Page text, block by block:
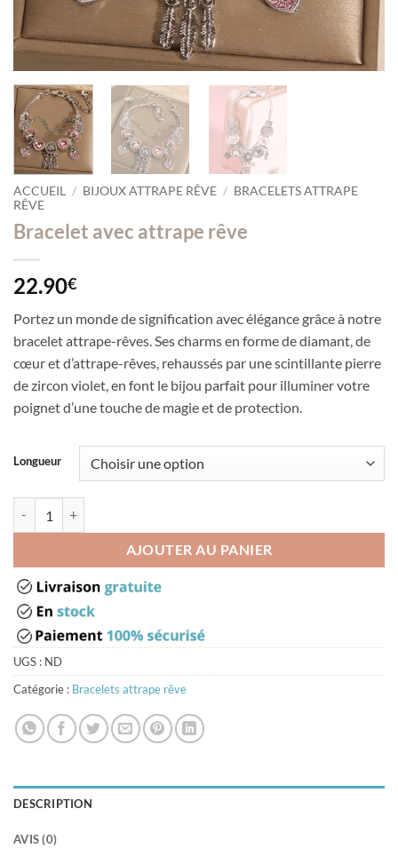
ACCUEIL / BIJOUX ATTRAPE RÊVE / BRACELETS ATTRAPE
RÊVE
Bracelet avec attrape rêve
22.90€
Portez un monde de signification avec élégance grâce à notre
bracelet attrape-rêves. Ses charms en forme de diamant, de
cœur et d’attrape-rêves, rehaussés par une scintillante pierre
de zircon violet, en font le bijou parfait pour illuminer votre
poignet d’une touche de magie et de protection.
Longueur
AJOUTER AU PANIER
UGS : ND
Catégorie : Bracelets attrape rêve
DESCRIPTION
AVIS (0)